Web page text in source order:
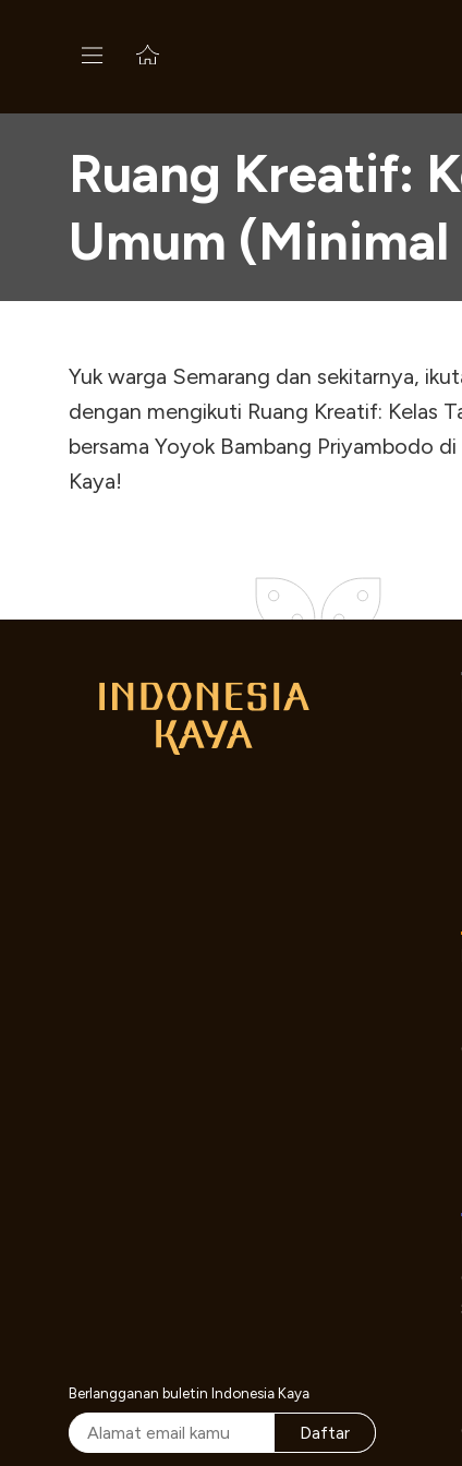
Ruang Kreatif:
Umum (Minimal
Yuk warga Semarang dan sekitarnya, ikutan belajar tari bersama
dengan mengikuti Ruang Kreatif: Kelas
bersama Yoyok Bambang Priyambodo
Kaya!
Berlangganan buletin Indonesia Kaya
Daftar